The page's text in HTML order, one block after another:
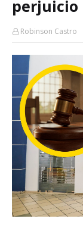
perjuicio
Robinson Castro